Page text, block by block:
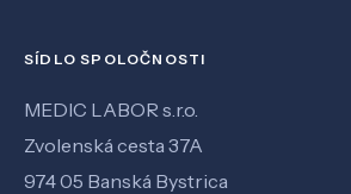
SÍDLO SPOLOČNOSTI
MEDIC LABOR s.r.o.
Zvolenská cesta 37A
974 05 Banská Bystrica